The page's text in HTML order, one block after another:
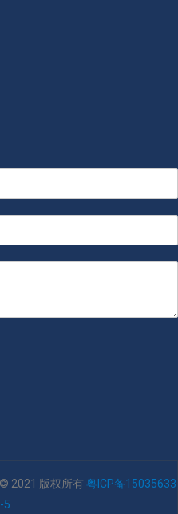
2021 版权所有 粤ICP备15035633
5